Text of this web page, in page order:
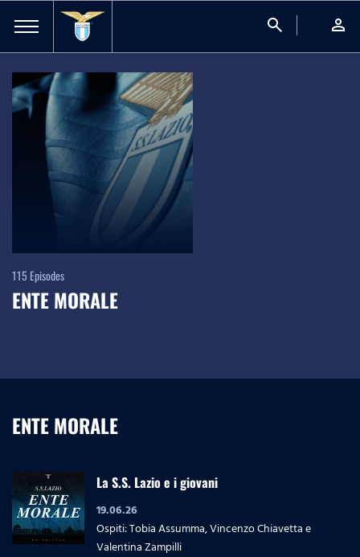
search person
115 Episodes
ENTE MORALE
ENTE MORALE
La S.S. Lazio e i giovani
19.06.26
Ospiti: Tobia Assumma, Vincenzo Chiavetta e
Valentina Zampilli